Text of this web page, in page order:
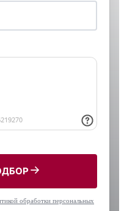
обработки персональных